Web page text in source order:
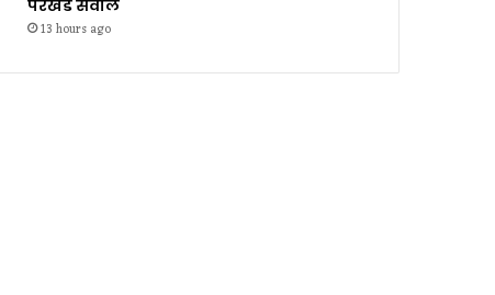
परखड सवाल
13 hours ago